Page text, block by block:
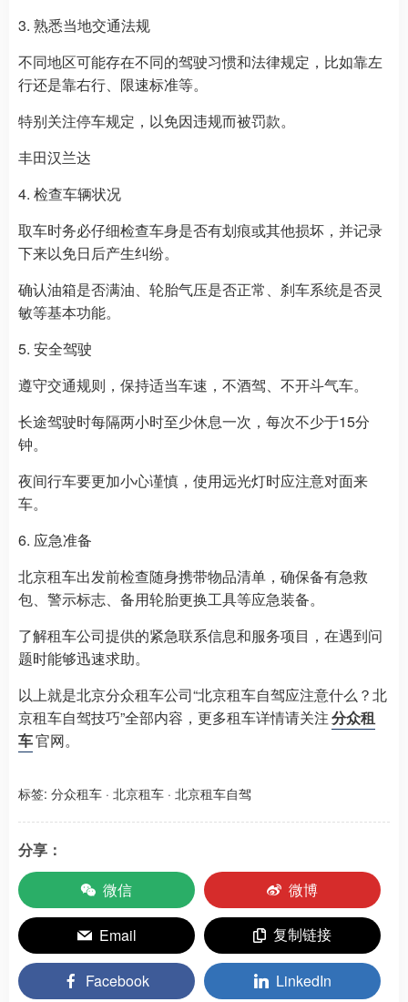
3. 熟悉当地交通法规
不同地区可能存在不同的驾驶习惯和法律规定，比如靠左
行还是靠右行、限速标准等。
特别关注停车规定，以免因违规而被罚款。
丰田汉兰达
4. 检查车辆状况
取车时务必仔细检查车身是否有划痕或其他损坏，并记录
下来以免日后产生纠纷。
确认油箱是否满油、轮胎气压是否正常、刹车系统是否灵
敏等基本功能。
5. 安全驾驶
遵守交通规则，保持适当车速，不酒驾、不开斗气车。
长途驾驶时每隔两小时至少休息一次，每次不少于15分
钟。
夜间行车要更加小心谨慎，使用远光灯时应注意对面来
车。
6. 应急准备
北京租车出发前检查随身携带物品清单，确保备有急救
包、警示标志、备用轮胎更换工具等应急装备。
了解租车公司提供的紧急联系信息和服务项目，在遇到问
题时能够迅速求助。
以上就是北京分众租车公司“北京租车自驾应注意什么？北
京租车自驾技巧”全部内容，更多租车详情请关注分众租
车官网。
标签: 分众租车 · 北京租车 · 北京租车自驾
分享：
微信
微博
Email 复制链接
Facebook LinkedIn